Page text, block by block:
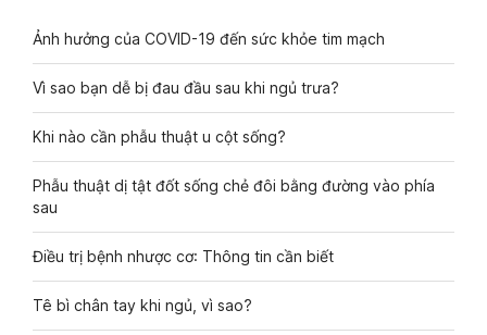
Ảnh hưởng của COVID-19 đến sức khỏe tim mạch
Vì sao bạn dễ bị đau đầu sau khi ngủ trưa?
Khi nào cần phẫu thuật u cột sống?
Phẫu thuật dị tật đốt sống chẻ đôi bằng đường vào phía
sau
Điều trị bệnh nhược cơ: Thông tin cần biết
Tê bì chân tay khi ngủ, vì sao?